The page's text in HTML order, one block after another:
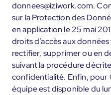
donnees@iziwork.com.
sur la Protection des
en application le 25 mai
droits d’accès aux
rectifier, supprimer ou en
suivant la procédure
confidentialité. Enfin,
équipe est disponible du